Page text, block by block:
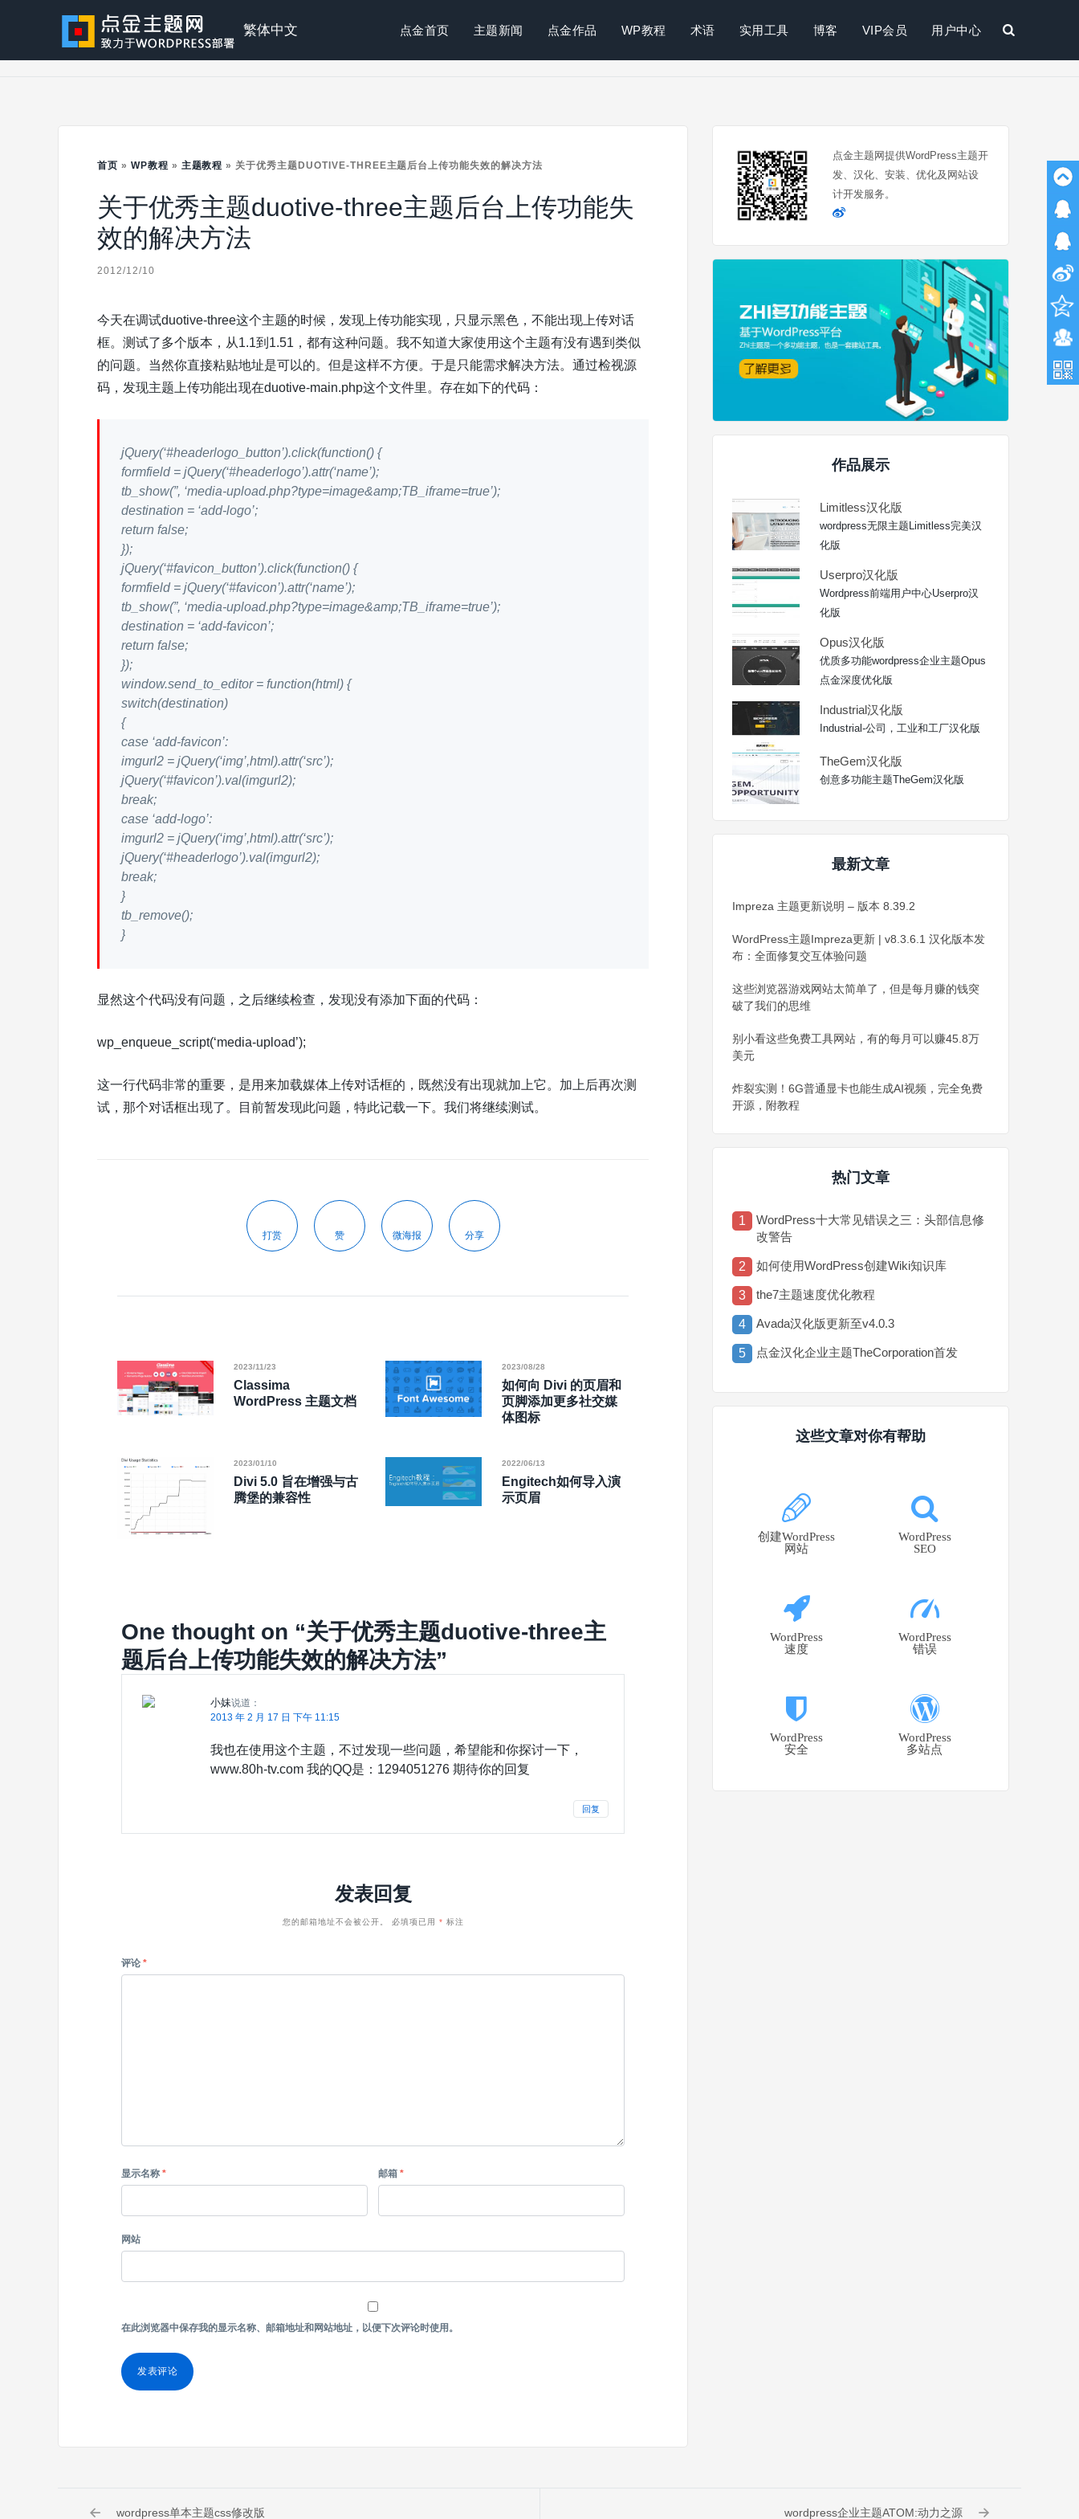
点
题
繁体中文 点金首页 主题新闻 点金作品 WP教程 术语 实用工具 博客 VIP会员 用户中心
首页 » WP教程 » 主题教程 » 关于优秀主题DUOTIVE-THREE主题后台上传功能失效的解决方法
关于优秀主题duotive-three主题后台上传功能失
效的解决方法
2012/12/10
今天在调试duotive-three这个主题的时候，发现上传功能实现，只显示黑色，不能出现上传对话
框。测试了多个版本，从1.1到1.51，都有这种问题。我不知道大家使用这个主题有没有遇到类似
的问题。当然你直接粘贴地址是可以的。但是这样不方便。于是只能需求解决方法。通过检视源
码，发现主题上传功能出现在duotive-main.php这个文件里。存在如下的代码：
jQuery(‘#headerlogo_button’).click(function() {
formfield = jQuery(‘#headerlogo’).attr(‘name’);
tb_show(”, ‘media-upload.php?type=image&amp;TB_iframe=true’);
destination = ‘add-logo’;
return false;
});
jQuery(‘#favicon_button’).click(function() {
formfield = jQuery(‘#favicon’).attr(‘name’);
tb_show(”, ‘media-upload.php?type=image&amp;TB_iframe=true’);
destination = ‘add-favicon’;
return false;
});
window.send_to_editor = function(html) {
switch(destination)
{
case ‘add-favicon’:
imgurl2 = jQuery(‘img’,html).attr(‘src’);
jQuery(‘#favicon’).val(imgurl2);
break;
case ‘add-logo’:
imgurl2 = jQuery(‘img’,html).attr(‘src’);
jQuery(‘#headerlogo’).val(imgurl2);
break;
}
tb_remove();
}
显然这个代码没有问题，之后继续检查，发现没有添加下面的代码：
wp_enqueue_script(‘media-upload’);
这一行代码非常的重要，是用来加载媒体上传对话框的，既然没有出现就加上它。加上后再次测
试，那个对话框出现了。目前暂发现此问题，特此记载一下。我们将继续测试。
打赏 赞 微海报 分享
2023/11/23
Classima
WordPress 主题文档
2023/08/28
如何向 Divi 的页眉和
页脚添加更多社交媒
体图标
2023/01/10
Divi 5.0 旨在增强与古
腾堡的兼容性
2022/06/13
Engitech如何导入演
示页眉
One thought on “关于优秀主题duotive-three主
题后台上传功能失效的解决方法”
小妹说道：
2013 年 2 月 17 日 下午 11:15
我也在使用这个主题，不过发现一些问题，希望能和你探讨一下，
www.80h-tv.com 我的QQ是：1294051276 期待你的回复
回复
发表回复
您的邮箱地址不会被公开。 必填项已用 * 标注
评论 *
显示名称 * 邮箱 *
网站
在此浏览器中保存我的显示名称、邮箱地址和网站地址，以便下次评论时使用。
点金主题网提供WordPress主题开
发、汉化、安装、优化及网站设
计开发服务。
作品展示
Limitless汉化版
wordpress无限主题Limitless完美汉
化版
Userpro汉化版
Wordpress前端用户中心Userpro汉
化版
Opus汉化版
优质多功能wordpress企业主题Opus
点金深度优化版
Industrial汉化版
Industrial-公司，工业和工厂汉化版
TheGem汉化版
创意多功能主题TheGem汉化版
最新文章
Impreza 主题更新说明 – 版本 8.39.2
WordPress主题Impreza更新 | v8.3.6.1 汉化版本发
布：全面修复交互体验问题
这些浏览器游戏网站太简单了，但是每月赚的钱突
破了我们的思维
别小看这些免费工具网站，有的每月可以赚45.8万
美元
炸裂实测！6G普通显卡也能生成AI视频，完全免费
开源，附教程
热门文章
1
WordPress十大常见错误之三：头部信息修
改警告
2 如何使用WordPress创建Wiki知识库
3 the7主题速度优化教程
4 Avada汉化版更新至v4.0.3
5 点金汉化企业主题TheCorporation首发
这些文章对你有帮助
创建WordPress
网站
WordPress
SEO
WordPress
速度
WordPress
错误
WordPress
安全
WordPress
多站点
wordpress单本主题css修改版 wordpress企业主题ATOM:动力之源